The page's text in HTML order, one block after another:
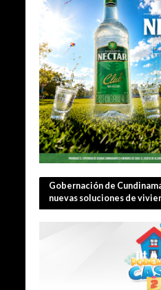
Gobernación de
nuevas soluciones de